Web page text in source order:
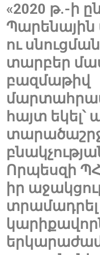
«2020 թ.-ի
ու
տարբեր
բազմաթիվ
հայտ եկել՝
Որպեսզի
իր